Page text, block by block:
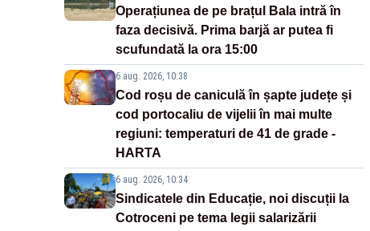
Operațiunea de pe brațul Bala intră în
faza decisivă. Prima barjă ar putea fi
scufundată la ora 15:00
6 aug. 2026, 10:38
Cod roșu de caniculă în șapte județe și
cod portocaliu de vijelii în mai multe
regiuni: temperaturi de 41 de grade -
HARTA
6 aug. 2026, 10:34
Sindicatele din Educație, noi discuții la
Cotroceni pe tema legii salarizării